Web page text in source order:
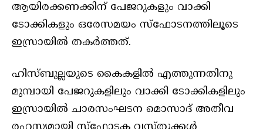
ആയിരക്കണക്കിന് പേജറുകളും വാക്കി
ടോക്കികളും ഒരേസമയം സ്‌ഫോടനത്തിലൂടെ
ഇസ്രായില്‍ തകര്‍ത്തത്.
ഹിസ്ബുല്ലയുടെ കൈകളില്‍ എത്തുന്നതിനു
മുമ്പായി പേജറുകളിലും വാക്കി ടോക്കികളിലും
ഇസ്രായില്‍ ചാരസംഘടന മൊസാദ് അതീവ